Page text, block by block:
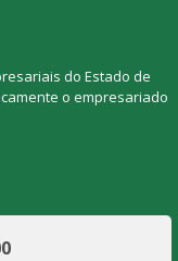
do Estado de
o empresariado